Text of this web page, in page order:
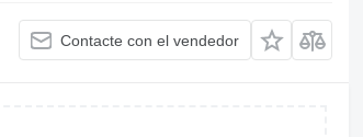
Contacte con el vendedor